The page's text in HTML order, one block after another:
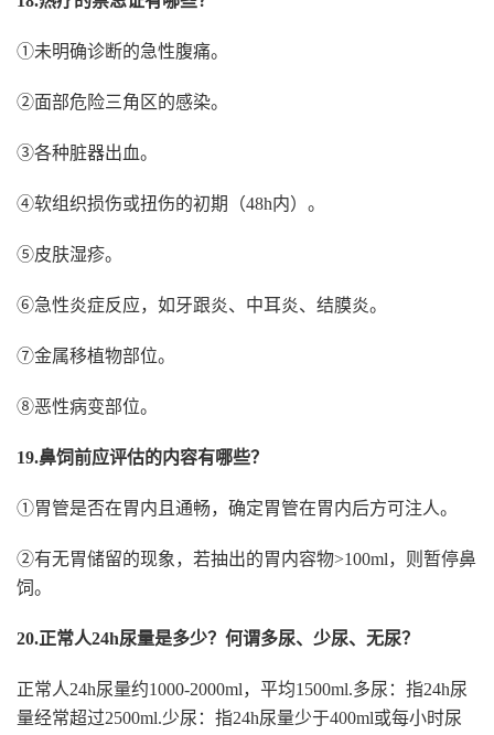
①未明确诊断的急性腹痛。
②面部危险三角区的感染。
③各种脏器出血。
④软组织损伤或扭伤的初期（48h内）。
⑤皮肤湿疹。
⑥急性炎症反应，如牙跟炎、中耳炎、结膜炎。
⑦金属移植物部位。
⑧恶性病变部位。
19.鼻饲前应评估的内容有哪些？
①胃管是否在胃内且通畅，确定胃管在胃内后方可注人。
②有无胃储留的现象，若抽出的胃内容物>100ml，则暂停鼻
饲。
20.正常人24h尿量是多少？何谓多尿、少尿、无尿？
正常人24h尿量约1000-2000ml，平均1500ml.多尿：指24h尿
量经常超过2500ml.少尿：指24h尿量少于400ml或每小时尿